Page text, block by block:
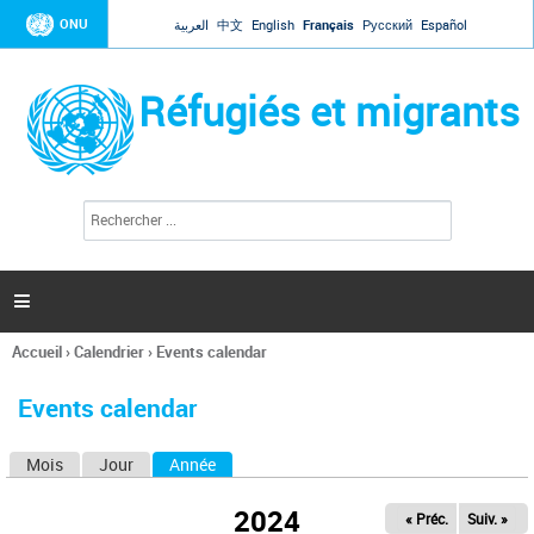
Jump to navigation
ONU العربية 中文 English Français Русский Español
Réfugiés et migrants
l
c
h
e

Vous
ici
Accueil›Calendrier› Events calendar
Events calendar
Mois Jour Année
2024 « Préc. Suiv. »